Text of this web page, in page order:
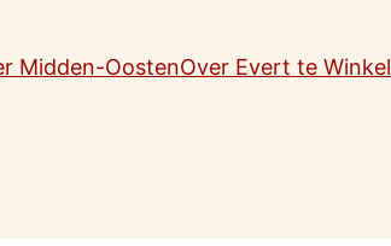
Midden-OostenOver Evert te Winkel